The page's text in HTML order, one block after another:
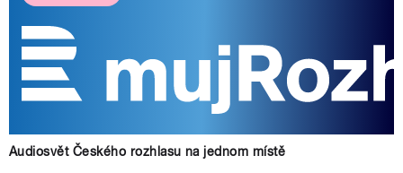
Audiosvět Českého rozhlasu na jednom místě